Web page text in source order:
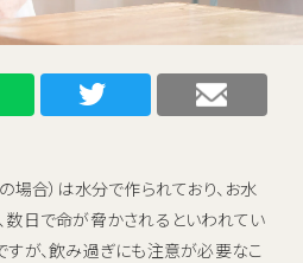
ダウンロード
情報
シェアするLINEでシェアする Twitterでシェアする
場合）は水分で作られており、お水
数日で命が脅かされるといわれてい
すが、飲み過ぎにも注意が必要なこ